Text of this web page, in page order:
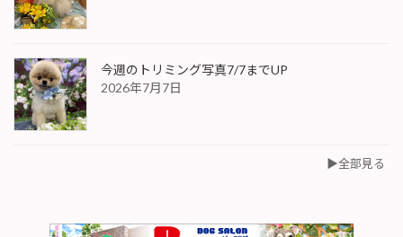
今週のトリミング写真7/7までUP
2026年7月7日
▶︎全部見る